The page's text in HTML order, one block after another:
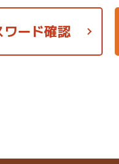
ワード確認